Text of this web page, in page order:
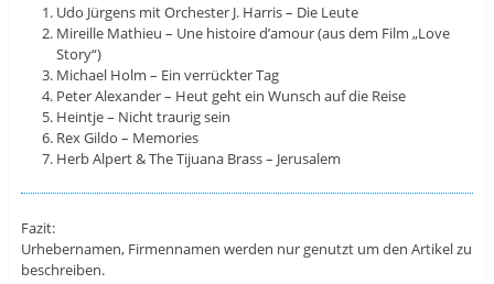
Udo Jürgens mit Orchester J. Harris – Die Leute
Mireille Mathieu – Une histoire d’amour (aus dem Film „Love
Story“)
Michael Holm – Ein verrückter Tag
Peter Alexander – Heut geht ein Wunsch auf die Reise
Heintje – Nicht traurig sein
Rex Gildo – Memories
Herb Alpert & The Tijuana Brass – Jerusalem
Fazit:
Urhebernamen, Firmennamen werden nur genutzt um den Artikel zu
beschreiben.